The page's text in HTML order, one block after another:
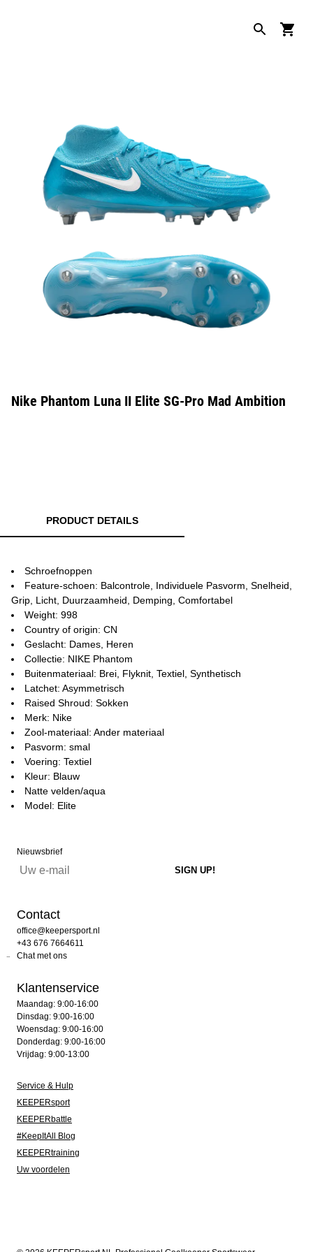
Nike Phantom Luna II Elite SG-Pro Mad Ambition
PRODUCT DETAILS
Schroefnoppen
Feature-schoen: Balcontrole, Individuele Pasvorm, Snelheid,
Grip, Licht, Duurzaamheid, Demping, Comfortabel
Weight: 998
Country of origin: CN
Geslacht: Dames, Heren
Collectie: NIKE Phantom
Buitenmateriaal: Brei, Flyknit, Textiel, Synthetisch
Latchet: Asymmetrisch
Raised Shroud: Sokken
Merk: Nike
Zool-materiaal: Ander materiaal
Pasvorm: smal
Voering: Textiel
Kleur: Blauw
Natte velden/aqua
Model: Elite
Nieuwsbrief
Contact
office@keepersport.nl
+43 676 7664611
Chat met ons
Klantenservice
Maandag: 9:00-16:00
Dinsdag: 9:00-16:00
Woensdag: 9:00-16:00
Donderdag: 9:00-16:00
Vrijdag: 9:00-13:00
Service & Hulp
KEEPERsport
KEEPERbattle
#KeepItAll Blog
KEEPERtraining
Uw voordelen